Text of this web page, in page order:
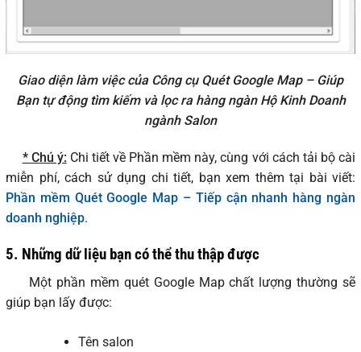
Giao diện làm việc của Công cụ Quét Google Map – Giúp
Bạn tự động tìm kiếm và lọc ra hàng ngàn Hộ Kinh Doanh
ngành Salon
* Chú ý: Chi tiết về Phần mềm này, cùng với cách tải bộ cài
miễn phí, cách sử dụng chi tiết, bạn xem thêm tại bài viết:
Phần mềm Quét Google Map – Tiếp cận nhanh hàng ngàn
doanh nghiệp.
5. Những dữ liệu bạn có thể thu thập được
Một phần mềm quét Google Map chất lượng thường sẽ
giúp bạn lấy được:
Tên salon